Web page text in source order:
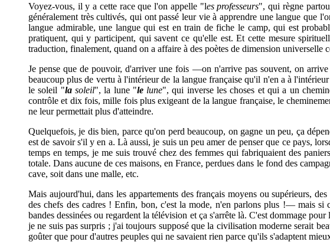
Voyez-vous, il y a cette race que l'on appelle "les professeurs", qui règne
généralement très cultivés, qui ont passé leur vie à apprendre une langue que
langue admirable, une langue qui est en train de fiche le camp, qui est
pratiquent, qui y participent, qui savent ce qu'elle est. Et cette mesure
traduction, finalement, quand on a affaire à des poètes de dimension
Je pense que de pouvoir, d'arriver une fois —on n'arrive pas souvent, on
beaucoup plus de vertu à l'intérieur de la langue française qu'il n'en a à
le soleil "lasoleil", la lune "lelune", qui inverse les choses et qui a un
contrôle et dix fois, mille fois plus exigeant de la langue française, le
ne leur permettait plus d'atteindre.
Quelquefois, je dis bien, parce qu'on perd beaucoup, on gagne un peu, ça
est de savoir s'il y en a. Là aussi, je suis un peu amer de penser que ce pays,
temps en temps, je me suis trouvé chez des femmes qui fabriquaient des
totale. Dans aucune de ces maisons, en France, perdues dans le fond des
cave, soit dans une malle, etc.
Mais aujourd'hui, dans les appartements des français moyens ou supérieurs,
des chefs des cadres ! Enfin, bon, c'est la mode, n'en parlons plus !— mais si
bandes dessinées ou regardent la télévision et ça s'arrête là. C'est dommage
je ne suis pas surpris ; j'ai toujours supposé que la civilisation moderne serait
goûter que pour d'autres peuples qui ne savaient rien parce qu'ils s'adaptent